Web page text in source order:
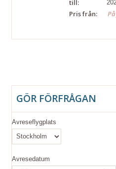
till:
Pris från:
GÖR FÖRFRÅGAN
Avreseflygplats
Avresedatum